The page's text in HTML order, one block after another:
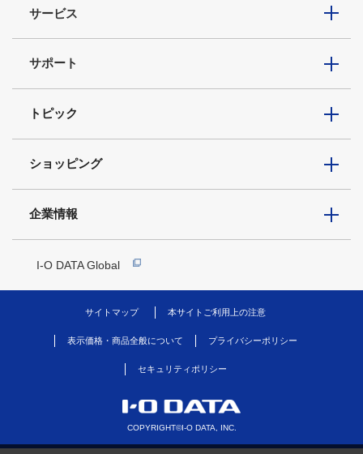
サービス
サポート
トピック
ショッピング
企業情報
I-O DATA Global
サイトマップ 本サイトご利用上の注意
表示価格・商品全般について プライバシーポリシー
セキュリティポリシー
COPYRIGHT©I-O DATA, INC.